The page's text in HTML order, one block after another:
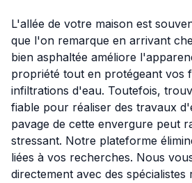
L'allée de votre maison est
que l'on remarque en arrivant
bien asphaltée améliore
propriété tout en protégeant vos
infiltrations d'eau. Toutefois,
fiable pour réaliser des travaux
pavage de cette envergure peut
stressant. Notre plateforme
liées à vos recherches. Nous
directement avec des